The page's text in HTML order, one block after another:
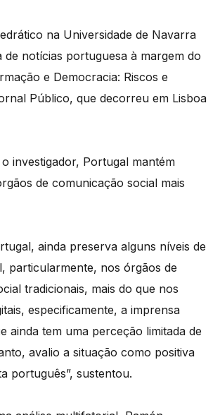
na Universidade de Navarra
de notícias portuguesa à margem do
e Democracia: Riscos e
Público, que decorreu em Lisboa
investigador, Portugal mantém
de comunicação social mais
ainda preserva alguns níveis de
particularmente, nos órgãos de
tradicionais, mais do que nos
especificamente, a imprensa
ainda tem uma perceção limitada de
avalio a situação como positiva
português”, sustentou.